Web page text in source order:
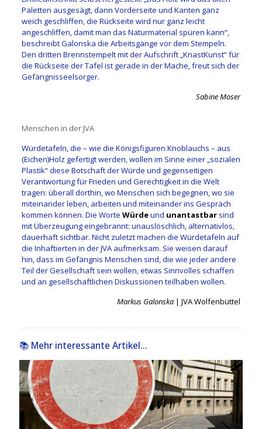
Paletten ausgesägt, dann Vorderseite und Kanten ganz
weich geschliffen, die Rückseite wird nur ganz leicht
angeschliffen, damit man das Naturmaterial spüren kann“,
beschreibt Galonska die Arbeitsgänge vor dem Stempeln.
Den dritten Brennstempelt mit der Aufschrift „KnastKunst“ für
die Rückseite der Tafel ist gerade in der Mache, freut sich der
Gefängnisseelsorger.
Sabine Moser
Menschen in der JVA
Würdetafeln, die – wie die Königsfiguren Knoblauchs – aus
(Eichen)Holz gefertigt werden, wollen im Sinne einer „sozialen
Plastik“ diese Botschaft der Würde und gegenseitigen
Verantwortung für Frieden und Gerechtigkeit in die Welt
tragen: überall dorthin, wo Menschen sich begegnen, wo sie
miteinander leben, arbeiten und miteinander ins Gespräch
kommen können. Die Worte Würdeund unantastbar sind
mit Überzeugung eingebrannt: unauslöschlich, alternativlos,
dauerhaft sichtbar. Nicht zuletzt machen die Würdetafeln auf
die Inhaftierten in der JVA aufmerksam. Sie weisen darauf
hin, dass im Gefängnis Menschen sind, die wie jeder andere
Teil der Gesellschaft sein wollen, etwas Sinnvolles schaffen
und an gesellschaftlichen Diskussionen teilhaben wollen.
Markus Galonska | JVA Wolfenbüttel
📚 Mehr interessante Artikel...